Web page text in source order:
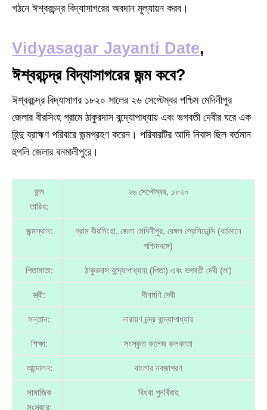
গঠনে ঈশ্বরচন্দ্র বিদ্যাসাগরের অবদান মূল্যায়ন করব।
Vidyasagar Jayanti Date,
ঈশ্বরচন্দ্র বিদ্যাসাগরের জন্ম কবে?
ঈশ্বরচন্দ্র বিদ্যাসাগর ১৮২০ সালের ২৬ সেপ্টেম্বর পশ্চিম মেদিনীপুর
জেলার বীরসিংহ গ্রামে ঠাকুরদাস বন্দ্যোপাধ্যায় এবং ভগবতী দেবীর ঘরে এক
হিন্দু ব্রাহ্মণ পরিবারে জন্মগ্রহণ করেন। পরিবারটির আদি নিবাস ছিল বর্তমান
হুগলি জেলার বনমালীপুরে।
জন্ম
তারিখ:
২৬ সেপ্টেম্বর, ১৮২০
জন্মস্থান:
গ্রাম বীরসিংহা, জেলা মেদিনীপুর, বেঙ্গল প্রেসিডেন্সি (বর্তমানে
পশ্চিমবঙ্গে)
পিতামাতা: ঠাকুরদাস বন্দ্যোপাধ্যায় (পিতা) এবং ভগবতী দেবী (মা)
স্ত্রী: দীনমণি দেবী
সন্তান: নারায়ণ চন্দ্র বন্দ্যোপাধ্যায়
শিক্ষা: সংস্কৃত কলেজ কলকাতা
আন্দোলন: বাংলার নবজাগরণ
সামাজিক
সংস্কার:
বিধবা পুনর্বিবাহ